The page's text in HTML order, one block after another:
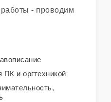
- проводим
ПК и оргтехникой